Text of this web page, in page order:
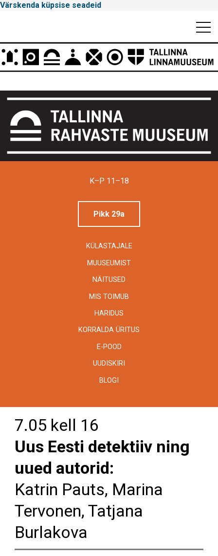
Värskenda küpsise seadeid
Peamenüü
K–P 11–18
Pikk 29a
KÜLASTAJALE
MUUSEUMIST
NÄITUSED
MIS TOIMUB
HARIDUS
KORRALDA ÜRITUS
E-POOD
UUDISKIRI
BLOGI
7.05 kell 16
Uus Eesti detektiiv ning
uued autorid:
Katrin Pauts, Marina
Tervonen, Tatjana
Burlakova